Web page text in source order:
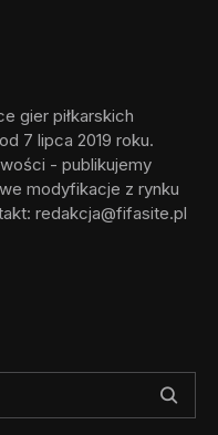
gier piłkarskich
7 lipca 2019 roku.
- publikujemy
modyfikacje z rynku
redakcja@fifasite.pl